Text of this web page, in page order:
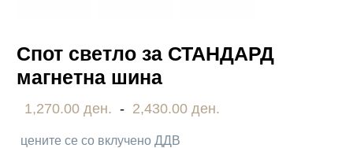
Спот светло за СТАНДАРД
магнетна шина
1,270.00 ден. - 2,430.00 ден.
цените се со вклучено ДДВ